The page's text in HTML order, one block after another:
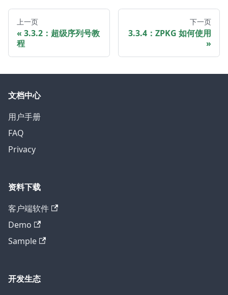
上一页
3.3.2：超级序列号教
程
下一页
3.3.4：ZPKG 如何使用
文档中心
用户手册
FAQ
Privacy
资料下载
客户端软件
Demo
Sample
开发生态